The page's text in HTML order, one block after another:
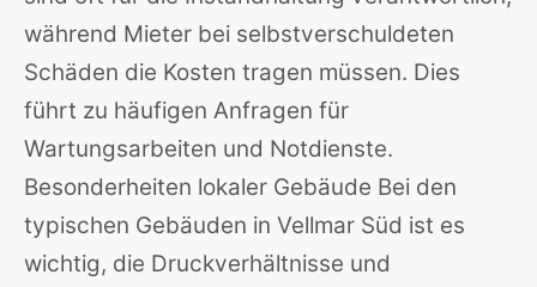
während Mieter bei selbstverschuldeten
Schäden die Kosten tragen müssen. Dies
führt zu häufigen Anfragen für
Wartungsarbeiten und Notdienste.
Besonderheiten lokaler Gebäude Bei den
typischen Gebäuden in Vellmar Süd ist es
wichtig, die Druckverhältnisse und